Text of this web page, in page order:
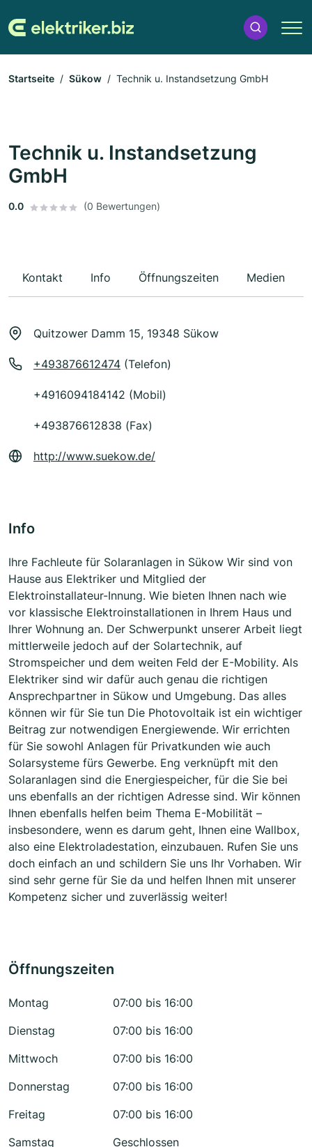
Startseite Sükow Technik u. Instandsetzung GmbH
Technik u. Instandsetzung
GmbH
0.0 (0 Bewertungen)
Kontakt Info Öffnungszeiten Medien
Quitzower Damm 15, 19348 Sükow
+493876612474 (Telefon)
+4916094184142 (Mobil)
+493876612838 (Fax)
http://www.suekow.de/
Info
Ihre Fachleute für Solaranlagen in Sükow Wir sind von
Hause aus Elektriker und Mitglied der
Elektroinstallateur-Innung. Wie bieten Ihnen nach wie
vor klassische Elektroinstallationen in Ihrem Haus und
Ihrer Wohnung an. Der Schwerpunkt unserer Arbeit liegt
mittlerweile jedoch auf der Solartechnik, auf
Stromspeicher und dem weiten Feld der E-Mobility. Als
Elektriker sind wir dafür auch genau die richtigen
Ansprechpartner in Sükow und Umgebung. Das alles
können wir für Sie tun Die Photovoltaik ist ein wichtiger
Beitrag zur notwendigen Energiewende. Wir errichten
für Sie sowohl Anlagen für Privatkunden wie auch
Solarsysteme fürs Gewerbe. Eng verknüpft mit den
Solaranlagen sind die Energiespeicher, für die Sie bei
uns ebenfalls an der richtigen Adresse sind. Wir können
Ihnen ebenfalls helfen beim Thema E-Mobilität –
insbesondere, wenn es darum geht, Ihnen eine Wallbox,
also eine Elektroladestation, einzubauen. Rufen Sie uns
doch einfach an und schildern Sie uns Ihr Vorhaben. Wir
sind sehr gerne für Sie da und helfen Ihnen mit unserer
Kompetenz sicher und zuverlässig weiter!
Öffnungszeiten
Montag
07:00 bis 16:00
Dienstag
07:00 bis 16:00
Mittwoch
07:00 bis 16:00
Donnerstag
07:00 bis 16:00
Freitag
07:00 bis 16:00
Samstag
Geschlossen